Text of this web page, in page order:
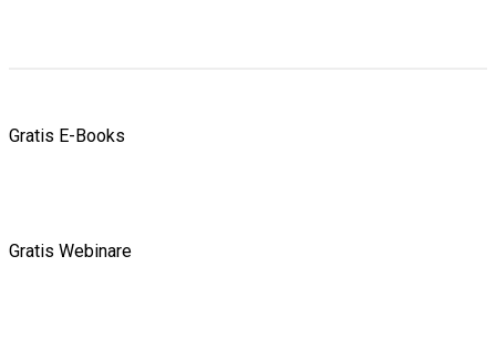
Gratis E-Books
Gratis Webinare